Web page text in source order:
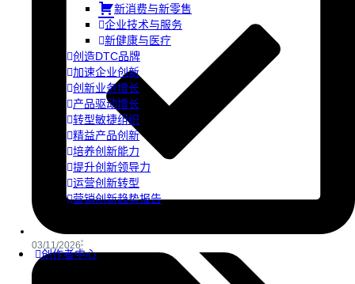
新消费与新零售
企业技术与服务
新健康与医疗
创造DTC品牌
加速企业创新
创新业务增长
产品驱动增长
转型敏捷组织
精益产品创新
培养创新能力
提升创新领导力
运营创新转型
营销创新趋势报告
创作者中心
03/11/2026